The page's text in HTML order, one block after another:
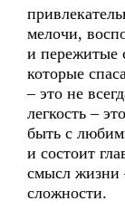
мелочи,
и пережитые
которые
– это не
легкость –
быть с
и состоит
смысл жизни
сложности.